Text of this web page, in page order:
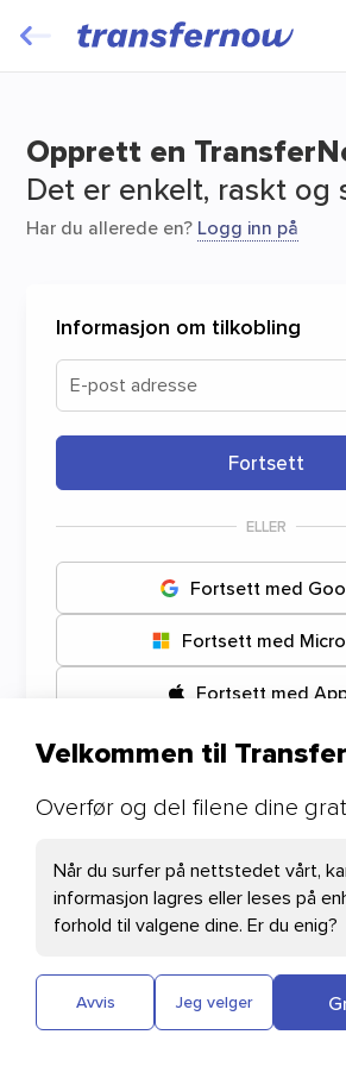
Start
Opprett en
Det er enkelt, raskt og
Har du allerede en? Logg inn på
Informasjon om tilkobling
E-post adresse
Fortsett
Fortsett med
Fortsett med
Fortsett med
Velkommen til
Overfør og del filene dine
Når du surfer på nettstedet vårt,
informasjon lagres eller leses på
forhold til valgene dine. Er du enig?
Avvis Jeg velger
Dine preferanser
Nødvendige
brukerautentisering.